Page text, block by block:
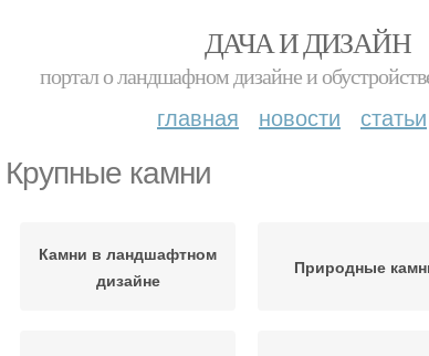
ДАЧА И ДИЗАЙН
портал о ландшафном дизайне и
главная новости статьи
Крупные камни
Камни в ландшафтном
дизайне
Природные